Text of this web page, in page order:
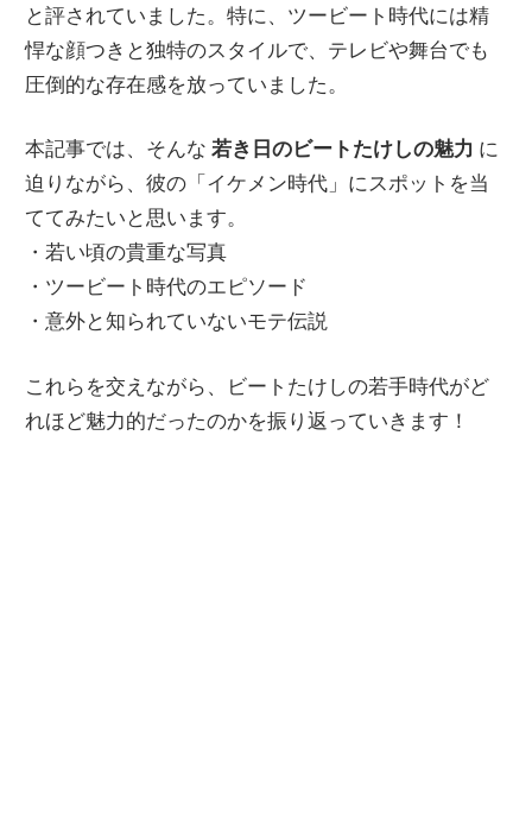
と評されていました。特に、ツービート時代には精
悍な顔つきと独特のスタイルで、テレビや舞台でも
圧倒的な存在感を放っていました。
本記事では、そんな若き日のビートたけしの魅力 に
迫りながら、彼の「イケメン時代」にスポットを当
ててみたいと思います。
・若い頃の貴重な写真
・ツービート時代のエピソード
・意外と知られていないモテ伝説
これらを交えながら、ビートたけしの若手時代がど
れほど魅力的だったのかを振り返っていきます！